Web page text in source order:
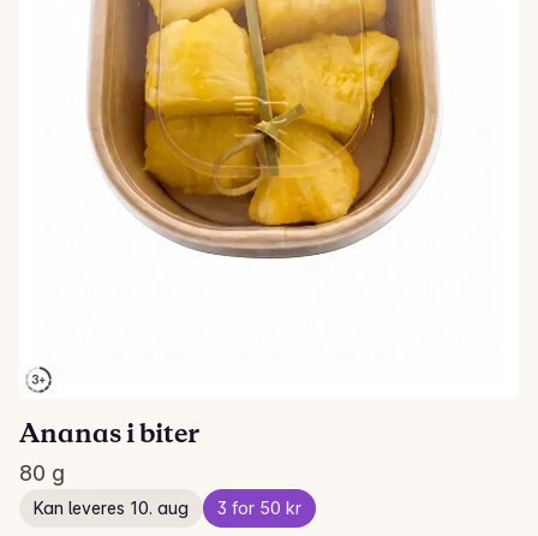
Ananas i biter
80 g
Kan leveres 10. aug 3 for 50 kr